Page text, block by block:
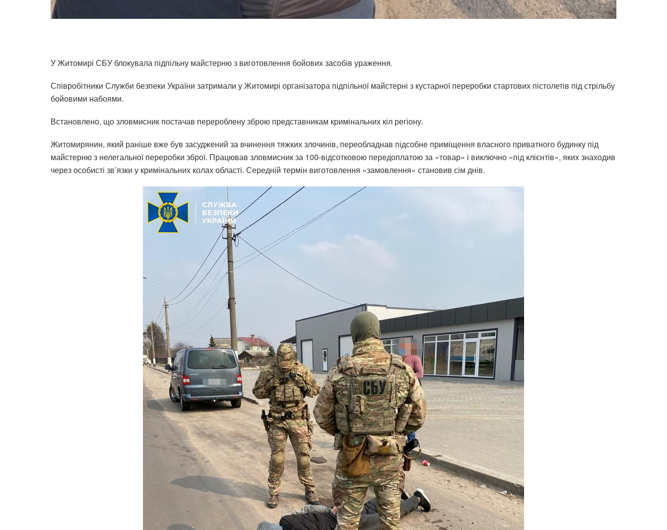
У Житомирі СБУ блокувала підпільну майстерню з виготовлення бойових засобів ураження.
Співробітники Служби безпеки України затримали у Житомирі організатора підпільної майстерні з кустарної переробки стартових пістолетів під стрільбу
бойовими набоями.
Встановлено, що зловмисник постачав перероблену зброю представникам кримінальних кіл регіону.
Житомирянин, який раніше вже був засуджений за вчинення тяжких злочинів, переобладнав підсобне приміщення власного приватного будинку під
майстерню з нелегальної переробки зброї. Працював зловмисник за 100-відсотковою передоплатою за «товар» і виключно «під клієнтів», яких знаходив
через особисті зв’язки у кримінальних колах області. Середній термін виготовлення «замовлення» становив сім днів.